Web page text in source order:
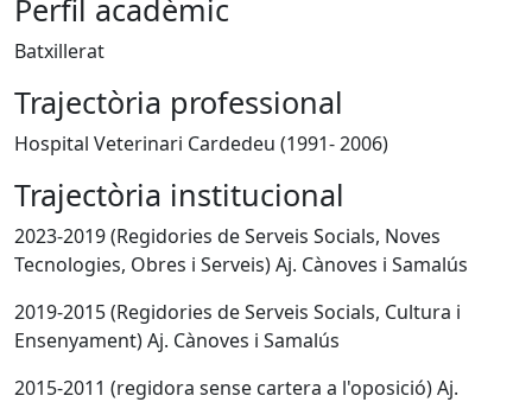
Perfil acadèmic
Batxillerat
Trajectòria professional
Hospital Veterinari Cardedeu (1991- 2006)
Trajectòria institucional
2023-2019 (Regidories de Serveis Socials, Noves
Tecnologies, Obres i Serveis) Aj. Cànoves i Samalús
2019-2015 (Regidories de Serveis Socials, Cultura i
Ensenyament) Aj. Cànoves i Samalús
2015-2011 (regidora sense cartera a l'oposició) Aj.